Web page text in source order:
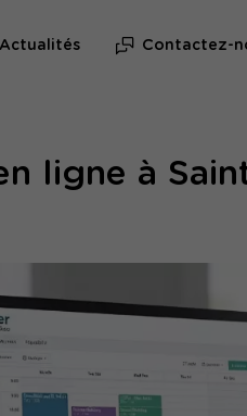
Actualités Contactez-
ligne à